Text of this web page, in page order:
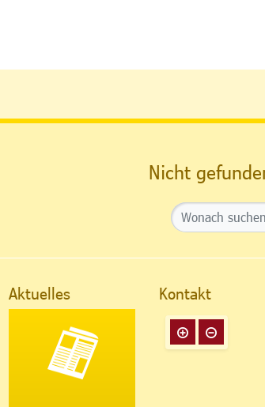
Nicht
Aktuelles Kontakt